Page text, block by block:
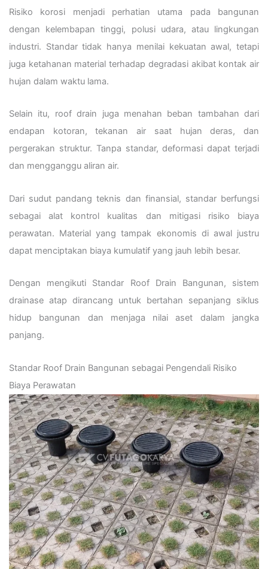
Risiko korosi menjadi perhatian utama pada bangunan
dengan kelembapan tinggi, polusi udara, atau lingkungan
industri. Standar tidak hanya menilai kekuatan awal, tetapi
juga ketahanan material terhadap degradasi akibat kontak air
hujan dalam waktu lama.
Selain itu, roof drain juga menahan beban tambahan dari
endapan kotoran, tekanan air saat hujan deras, dan
pergerakan struktur. Tanpa standar, deformasi dapat terjadi
dan mengganggu aliran air.
Dari sudut pandang teknis dan finansial, standar berfungsi
sebagai alat kontrol kualitas dan mitigasi risiko biaya
perawatan. Material yang tampak ekonomis di awal justru
dapat menciptakan biaya kumulatif yang jauh lebih besar.
Dengan mengikuti Standar Roof Drain Bangunan, sistem
drainase atap dirancang untuk bertahan sepanjang siklus
hidup bangunan dan menjaga nilai aset dalam jangka
panjang.
Standar Roof Drain Bangunan sebagai Pengendali Risiko
Biaya Perawatan